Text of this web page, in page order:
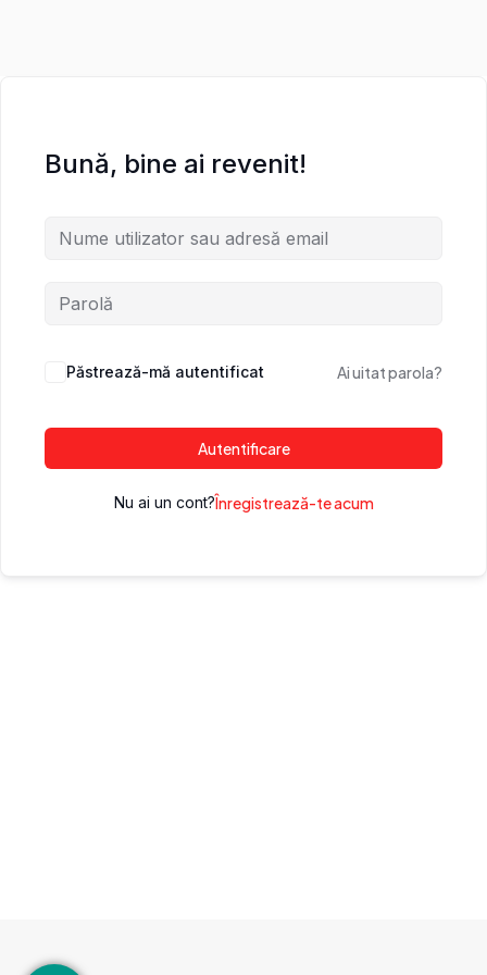
Bună, bine ai revenit!
Păstrează-mă autentificat Ai uitat parola?
Autentificare
Nu ai un cont?Înregistrează-te acum